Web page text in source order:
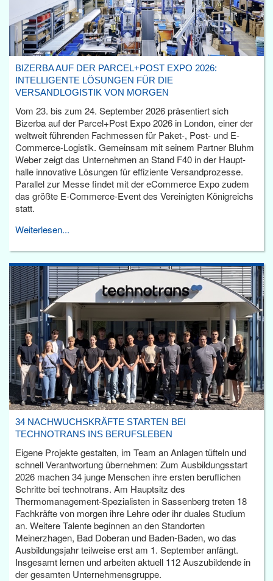
BIZERBA AUF DER PARCEL+POST EXPO 2026:
INTELLIGENTE LÖSUNGEN FÜR DIE
VERSANDLOGISTIK VON MORGEN
Vom 23. bis zum 24. September 2026 präsentiert sich
Bizerba auf der Parcel+Post Expo 2026 in London, einer der
weltweit führenden Fachmessen für Paket-, Post- und E-
Commerce-Logistik. Gemeinsam mit seinem Partner Bluhm
Weber zeigt das Unternehmen an Stand F40 in der Haupt­
halle innovative Lösungen für effiziente Versandprozesse.
Parallel zur Messe findet mit der eCommerce Expo zudem
das größte E-Commerce-Event des Vereinigten Königreichs
statt.
Weiterlesen...
34 NACHWUCHSKRÄFTE STARTEN BEI
TECHNOTRANS INS BERUFSLEBEN
Eigene Projekte gestalten, im Team an Anlagen tüfteln und
schnell Verantwortung übernehmen: Zum Ausbildungsstart
2026 machen 34 junge Menschen ihre ersten beruflichen
Schritte bei technotrans. Am Hauptsitz des
Thermomanagement-Spezialisten in Sassenberg treten 18
Fachkräfte von morgen ihre Lehre oder ihr duales Studium
an. Weitere Talente beginnen an den Standorten
Meinerzhagen, Bad Doberan und Baden-Baden, wo das
Ausbildungsjahr teilweise erst am 1. September anfängt.
Insgesamt lernen und arbeiten aktuell 112 Auszubildende in
der gesamten Unternehmensgruppe.